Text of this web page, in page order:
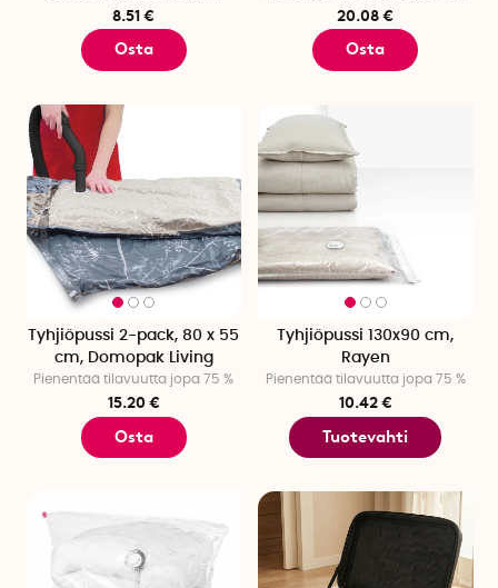
8.51 €
Osta
20.08 €
Osta
Tyhjiöpussi 2-pack, 80 x 55
cm, Domopak Living
Pienentää tilavuutta jopa 75 %
15.20 €
Osta
Tyhjiöpussi 130x90 cm,
Rayen
Pienentää tilavuutta jopa 75 %
10.42 €
Tuotevahti